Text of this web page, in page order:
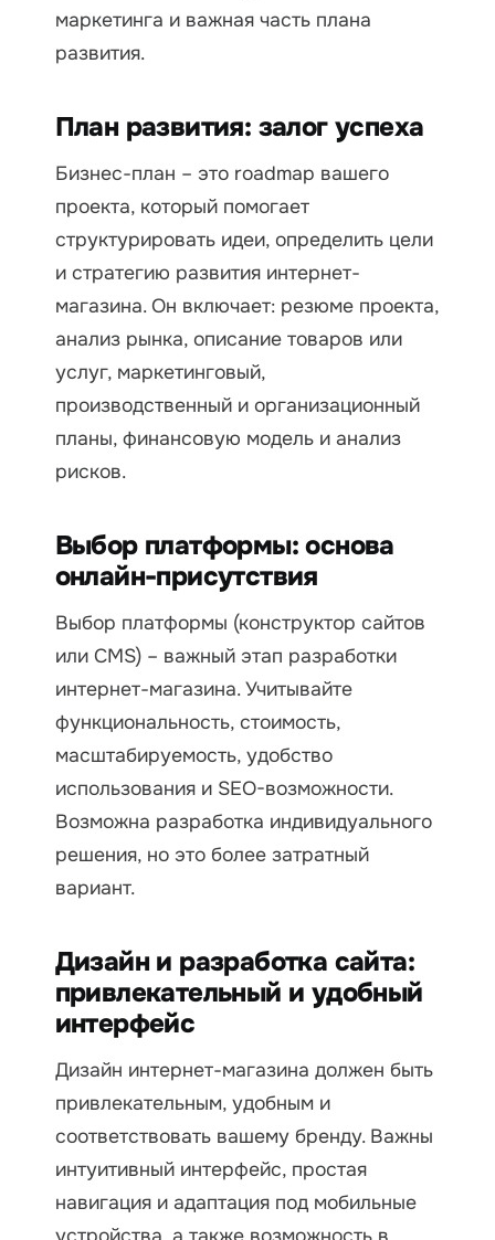
маркетинга и важная часть плана
развития.
План развития: залог успеха
Бизнес-план – это roadmap вашего
проекта, который помогает
структурировать идеи, определить цели
и стратегию развития интернет-
магазина. Он включает: резюме проекта,
анализ рынка, описание товаров или
услуг, маркетинговый,
производственный и организационный
планы, финансовую модель и анализ
рисков.
Выбор платформы: основа
онлайн-присутствия
Выбор платформы (конструктор сайтов
или CMS) – важный этап разработки
интернет-магазина. Учитывайте
функциональность, стоимость,
масштабируемость, удобство
использования и SEO-возможности.
Возможна разработка индивидуального
решения, но это более затратный
вариант.
Дизайн и разработка сайта:
привлекательный и удобный
интерфейс
Дизайн интернет-магазина должен быть
привлекательным, удобным и
соответствовать вашему бренду. Важны
интуитивный интерфейс, простая
навигация и адаптация под мобильные